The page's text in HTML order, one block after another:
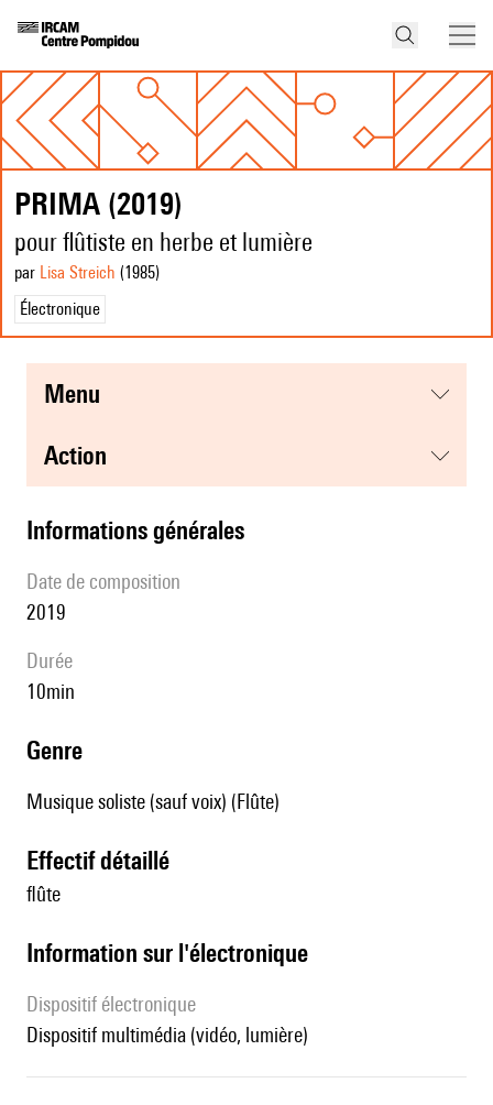
PRIMA (2019)
pour flûtiste en herbe et lumière
par Lisa Streich (1985)
Électronique
menu
action
informations générales
date de composition
2019
durée
10min
genre
Musique soliste (sauf voix) (Flûte)
effectif détaillé
flûte
Information sur l'électronique
Dispositif électronique
dispositif multimédia (vidéo, lumière)